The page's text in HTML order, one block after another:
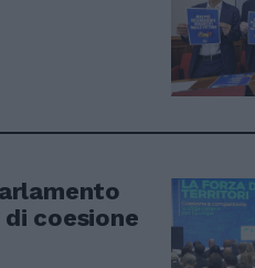
coesione